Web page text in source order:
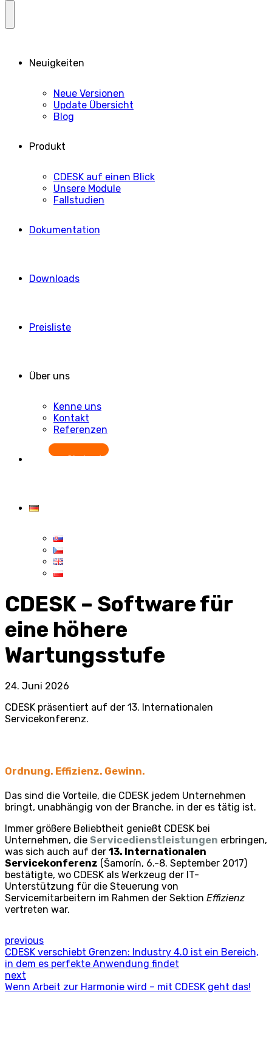
Neuigkeiten
Neue Versionen
Update Übersicht
Blog
Produkt
CDESK auf einen Blick
Unsere Module
Fallstudien
Dokumentation
Downloads
Preisliste
Über uns
Kenne uns
Kontakt
Referenzen
Starten Sie kostenlos
CDESK – Software für
eine höhere
Wartungsstufe
24. Juni 2026
CDESK präsentiert auf der 13. Internationalen
Servicekonferenz.
Ordnung. Effizienz. Gewinn.
Das sind die Vorteile, die CDESK jedem Unternehmen
bringt, unabhängig von der Branche, in der es tätig ist.
Immer größere Beliebtheit genießt CDESK bei
Unternehmen, die Servicedienstleistungen erbringen,
was sich auch auf der 13. Internationalen
Servicekonferenz (Šamorín, 6.-8. September 2017)
bestätigte, wo CDESK als Werkzeug der IT-
Unterstützung für die Steuerung von
Servicemitarbeitern im Rahmen der Sektion Effizienz
vertreten war.
previous
CDESK verschiebt Grenzen: Industry 4.0 ist ein Bereich,
in dem es perfekte Anwendung findet
next
Wenn Arbeit zur Harmonie wird – mit CDESK geht das!